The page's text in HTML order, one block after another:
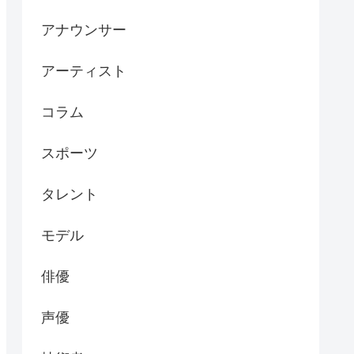
アナウンサー
アーティスト
コラム
スポーツ
タレント
モデル
俳優
声優